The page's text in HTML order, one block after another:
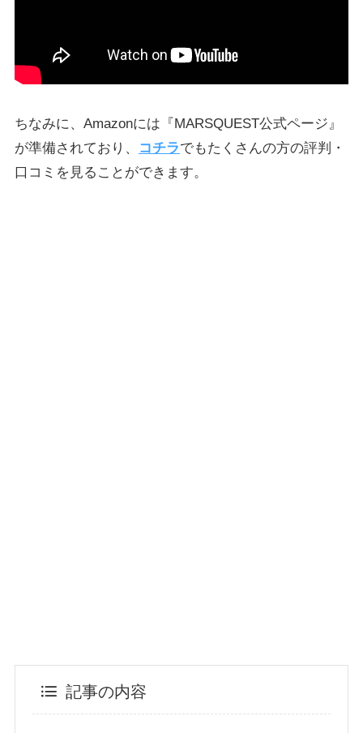
ちなみに、Amazonには『MARSQUEST公式ページ』
が準備されており、
コチラでもたくさんの方の評判・
口コミを見ることができます。
記事の内容